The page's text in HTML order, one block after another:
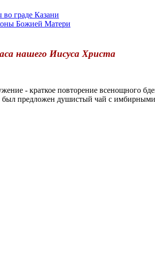
граде Казани
Божией Матери
нашего Иисуса Христа
- краткое повторение всенощного
был предложен душистый чай с